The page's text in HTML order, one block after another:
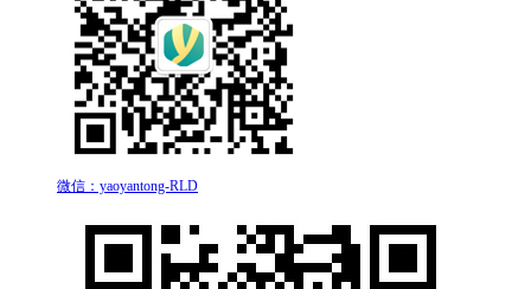
微信：yaoyantong-RLD